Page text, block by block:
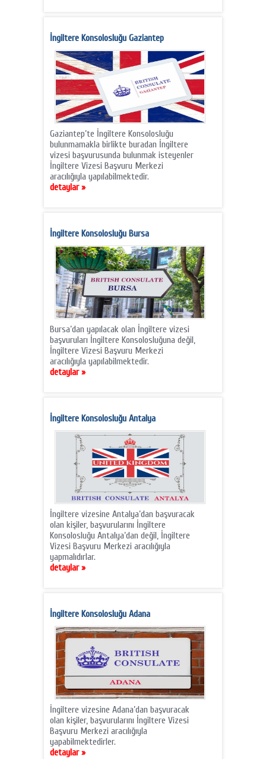
İngiltere Konsolosluğu Gaziantep
Gaziantep’te İngiltere Konsolosluğu
bulunmamakla birlikte buradan İngiltere
vizesi başvurusunda bulunmak isteyenler
İngiltere Vizesi Başvuru Merkezi
aracılığıyla yapılabilmektedir.
detaylar »
İngiltere Konsolosluğu Bursa
Bursa’dan yapılacak olan İngiltere vizesi
başvuruları İngiltere Konsolosluğuna değil,
İngiltere Vizesi Başvuru Merkezi
aracılığıyla yapılabilmektedir.
detaylar »
İngiltere Konsolosluğu Antalya
İngiltere vizesine Antalya’dan başvuracak
olan kişiler, başvurularını İngiltere
Konsolosluğu Antalya’dan değil, İngiltere
Vizesi Başvuru Merkezi aracılığıyla
yapmalıdırlar.
detaylar »
İngiltere Konsolosluğu Adana
İngiltere vizesine Adana’dan başvuracak
olan kişiler, başvurularını İngiltere Vizesi
Başvuru Merkezi aracılığıyla
yapabilmektedirler.
detaylar »